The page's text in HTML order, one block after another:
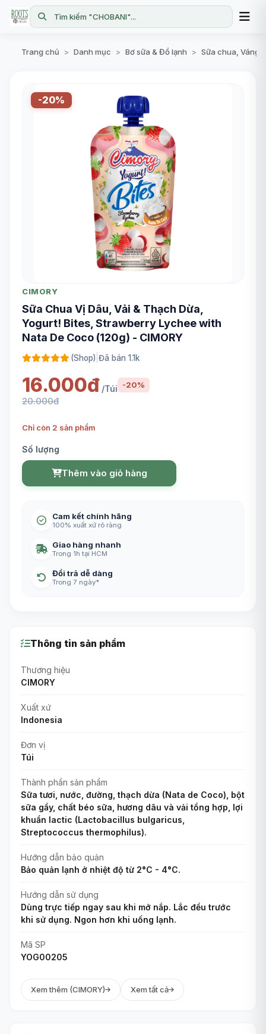
Tìm kiếm "CHOBANI"...
Trang chủ > Danh mục > Bơ sữa & Đồ lạnh > Sữa chua, Váng
-20%
CIMORY
Sữa Chua Vị Dâu, Vải & Thạch Dừa,
Yogurt! Bites, Strawberry Lychee with
Nata De Coco (120g) - CIMORY
(Shop) Đã bán 1.1k
16.000đ /Túi -20%
20.000đ
Chỉ còn 2 sản phẩm
Số lượng
Thêm vào giỏ hàng
Cam kết chính hãng
100% xuất xứ rõ ràng
Giao hàng nhanh
Trong 1h tại HCM
Đổi trả dễ dàng
Trong 7 ngày*
Thông tin sản phẩm
Thương hiệu
CIMORY
Xuất xứ
Indonesia
Đơn vị
Túi
Thành phần sản phẩm
Sữa tươi, nước, đường, thạch dừa (Nata de Coco), bột
sữa gầy, chất béo sữa, hương dâu và vải tổng hợp, lợi
khuẩn lactic (Lactobacillus bulgaricus,
Streptococcus thermophilus).
Hướng dẫn bảo quản
Bảo quản lạnh ở nhiệt độ từ 2°C - 4°C.
Hướng dẫn sử dụng
Dùng trực tiếp ngay sau khi mở nắp. Lắc đều trước
khi sử dụng. Ngon hơn khi uống lạnh.
Mã SP
YOG00205
Xem thêm (CIMORY) Xem tất cả